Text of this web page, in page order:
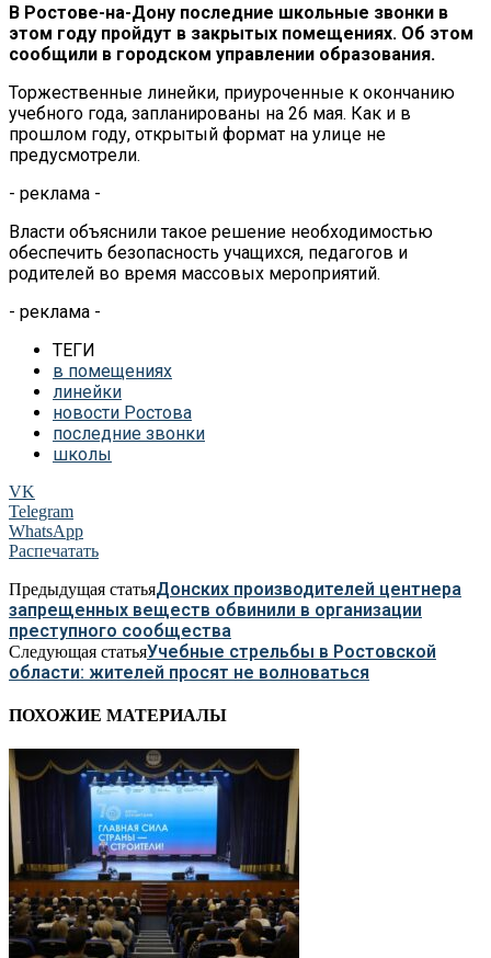
В Ростове-на-Дону последние школьные звонки в
этом году пройдут в закрытых помещениях. Об этом
сообщили в городском управлении образования.
Торжественные линейки, приуроченные к окончанию
учебного года, запланированы на 26 мая. Как и в
прошлом году, открытый формат на улице не
предусмотрели.
- реклама -
Власти объяснили такое решение необходимостью
обеспечить безопасность учащихся, педагогов и
родителей во время массовых мероприятий.
- реклама -
ТЕГИ
в помещениях
линейки
новости Ростова
последние звонки
школы
VK
Telegram
WhatsApp
Распечатать
Предыдущая статьяДонских производителей центнера
запрещенных веществ обвинили в организации
преступного сообщества
Следующая статьяУчебные стрельбы в Ростовской
области: жителей просят не волноваться
ПОХОЖИЕ МАТЕРИАЛЫ